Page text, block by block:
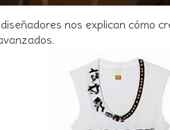
nos explican cómo